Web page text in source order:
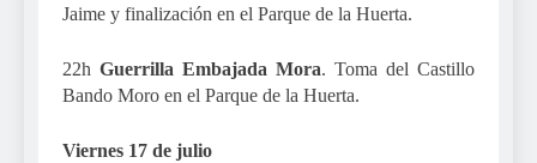
Jaime y finalización en el Parque de la Huerta.
22h Guerrilla Embajada Mora. Toma del Castillo
Bando Moro en el Parque de la Huerta.
Viernes 17 de julio